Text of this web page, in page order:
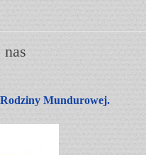
Mundurowej.